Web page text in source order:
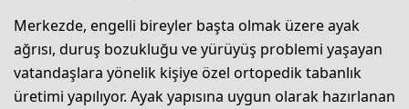
Merkezde, engelli bireyler başta olmak üzere ayak
ağrısı, duruş bozukluğu ve yürüyüş problemi yaşayan
vatandaşlara yönelik kişiye özel ortopedik tabanlık
üretimi yapılıyor. Ayak yapısına uygun olarak hazırlanan